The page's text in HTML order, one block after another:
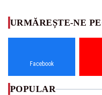
URMĂREȘTE-NE PE
Facebook
POPULAR